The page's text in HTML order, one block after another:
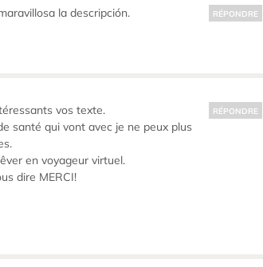
la descripción.
RÉPONDRE
vos texte.
santé qui vont avec je ne peux plus
en voyageur virtuel.
dire MERCI!
RÉPONDRE